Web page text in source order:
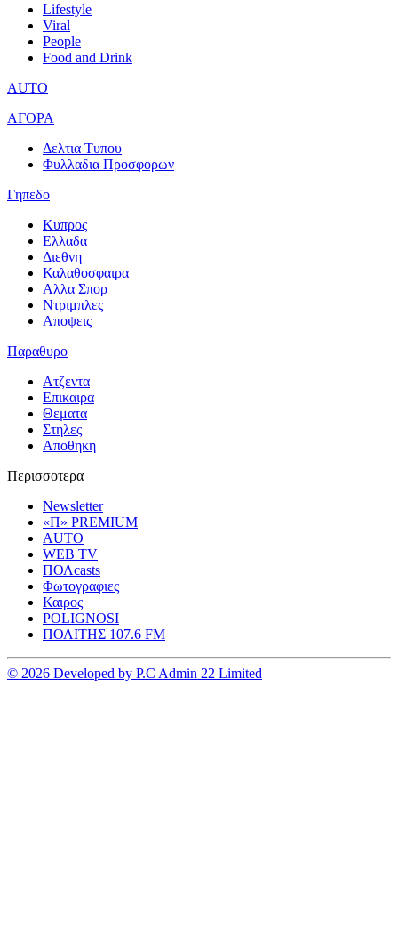
Lifestyle
Viral
People
Food and Drink
AUTO
ΑΓΟΡΑ
Δελτια Τυπου
Φυλλαδια Προσφορων
Γηπεδο
Κυπρος
Ελλαδα
Διεθνη
Καλαθοσφαιρα
Αλλα Σπορ
Ντριμπλες
Αποψεις
Παραθυρο
Ατζεντα
Επικαιρα
Θεματα
Στηλες
Αποθηκη
Περισσοτερα
Newsletter
«Π» PREMIUM
AUTO
WEB TV
ΠΟΛcasts
Φωτογραφιες
Καιρος
POLIGNOSI
ΠΟΛΙΤΗΣ 107.6 FM
© 2026 Developed by P.C Admin 22 Limited